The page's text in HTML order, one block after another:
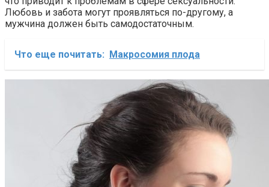
Любовь и забота могут проявляться по-другому, а
мужчина должен быть самодостаточным.
Что еще почитать: Макросомия плода